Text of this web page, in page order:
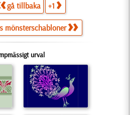
gå tillbaka +1
mönsterschabloner
urval